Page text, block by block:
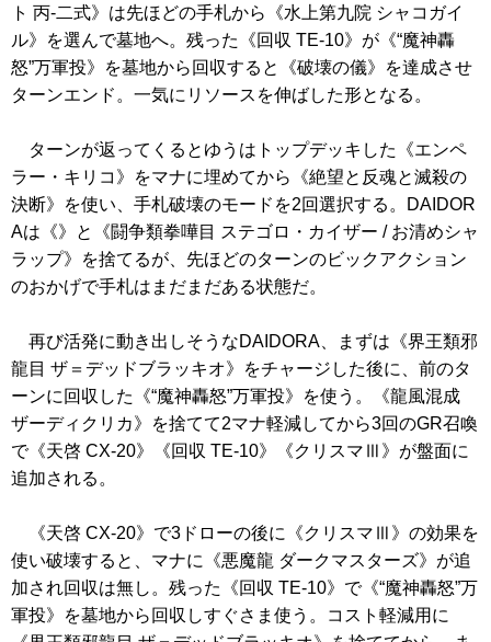
ト 丙-二式》 は先ほどの手札から
《水上第九院 シャコガイ
ル》
を選んで墓地へ。残った 《回収 TE-10》 が 《“魔神轟
怒”万軍投》
を墓地から回収すると 《破壊の儀》
を達成させ
ターンエンド。一気にリソースを伸ばした形となる。
ターンが返ってくるとゆうはトップデッキした
《エンペ
ラー・キリコ》
をマナに埋めてから
《絶望と反魂と滅殺の
決断》
を使い、手札破壊のモードを2回選択する。DAIDOR
Aは 《》 と
《闘争類拳嘩目 ステゴロ・カイザー / お清めシャ
ラップ》
を捨てるが、先ほどのターンのビックアクション
のおかげで手札はまだまだある状態だ。
再び活発に動き出しそうなDAIDORA、まずは 《界王類邪
龍目 ザ＝デッドブラッキオ》
をチャージした後に、前のタ
ーンに回収した
《“魔神轟怒”万軍投》 を使う。
《龍風混成
ザーディクリカ》
を捨てて2マナ軽減してから3回のGR召喚
で《天啓 CX-20》 《回収 TE-10》 《クリスマⅢ》 が盤面に
追加される。
《天啓 CX-20》 で3ドローの後に 《クリスマⅢ》 の効果を
使い破壊すると、マナに
《悪魔龍 ダークマスターズ》 が追
加され回収は無し。残った
《回収 TE-10》 で《“魔神轟怒”万
軍投》
を墓地から回収しすぐさま使う。コスト軽減用に